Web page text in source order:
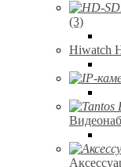
(3)
Hiwatch